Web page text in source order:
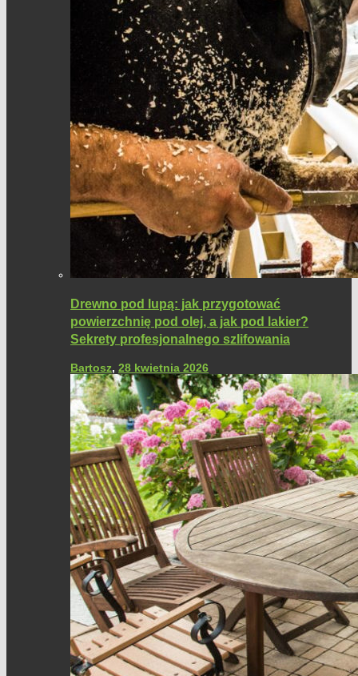
Drewno pod lupą: jak przygotować
powierzchnię pod olej, a jak pod lakier?
Sekrety profesjonalnego szlifowania
Bartosz, 28 kwietnia 2026